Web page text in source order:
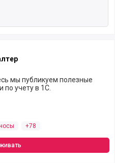
мы публикуем полезные
по учету в 1С.
+78